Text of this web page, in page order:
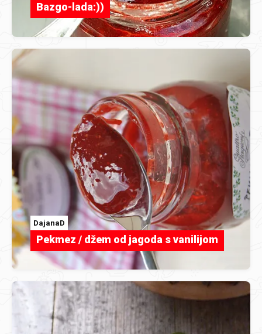
Bazgo-lada:))
DajanaD
Pekmez / džem od jagoda s vanilijom